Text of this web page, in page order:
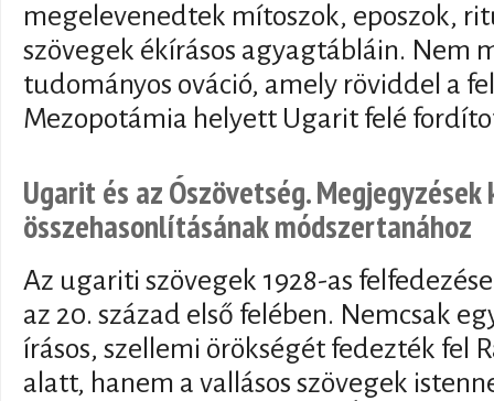
megelevenedtek mítoszok, eposzok,
szövegek ékírásos agyagtábláin. Nem
tudományos ováció, amely röviddel a
Mezopotámia helyett Ugarit felé
Ugarit és az Ószövetség.
összehasonlításának módszertanához
Az ugariti szövegek 1928-as
az 20. század első felében. Nemcsak
írásos, szellemi örökségét fedezték fel
alatt, hanem a vallásos szövegek